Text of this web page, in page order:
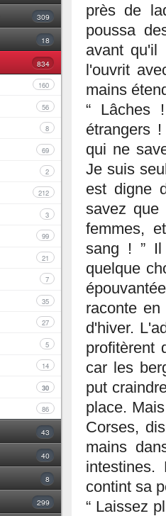
309
18
834
160
56
8
69
2
212
3
99
21
7
35
27
5
14
30
86
43
40
8
299
près de
poussa
avant qu'il
l'ouvrit
mains
“ Lâches
étrangers
qui ne
Je suis
est digne
savez que
femmes,
sang ! ” Il
quelque
raconte
d'hiver.
profitèrent
car les
put
place.
Corses,
mains
intestines.
contint sa
“ Laissez